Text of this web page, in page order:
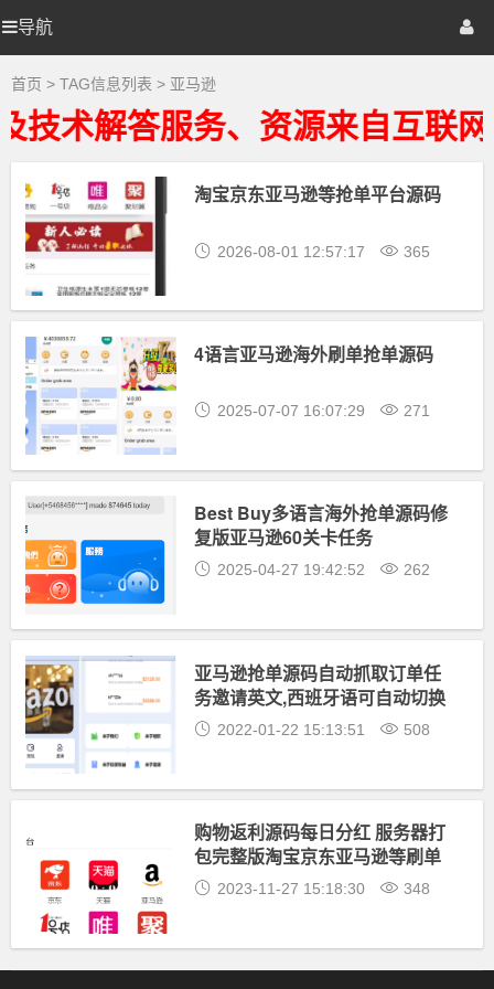
导航
大
全
亚
马
关
最
新
资
源
载
优
选
源
棋牌源码
首页 > TAG信息列表 > 亚马逊
技术解答服务、资源来自互联
淘宝京东亚马逊等抢单平台源码
2026-08-01 12:57:17 365
4语言亚马逊海外刷单抢单源码
2025-07-07 16:07:29 271
Best Buy多语言海外抢单源码修
复版亚马逊60关卡任务
2025-04-27 19:42:52 262
亚马逊抢单源码自动抓取订单任
务邀请英文,西班牙语可自动切换
语言2022-01-22 15:13:51 508
购物返利源码每日分红 服务器打
包完整版淘宝京东亚马逊等刷单
平台源码
2023-11-27 15:18:30 348